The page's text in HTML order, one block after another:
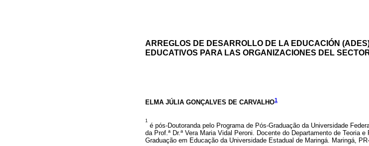
ARREGLOS DE DESARROLLO DE LA EDUCACIÓN
EDUCATIVOS PARA LAS ORGANIZACIONES DEL
ELMA JÚLIA GONÇALVES DE CARVALHO1
1
é pós-Doutoranda pelo Programa de Pós-Graduação da Universidade
da Prof.ª Dr.ª Vera Maria Vidal Peroni. Docente do Departamento de Teoria
Graduação em Educação da Universidade Estadual de Maringá. Maringá,